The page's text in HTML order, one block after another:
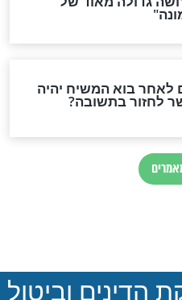
לוחמי מילואים
לבנון